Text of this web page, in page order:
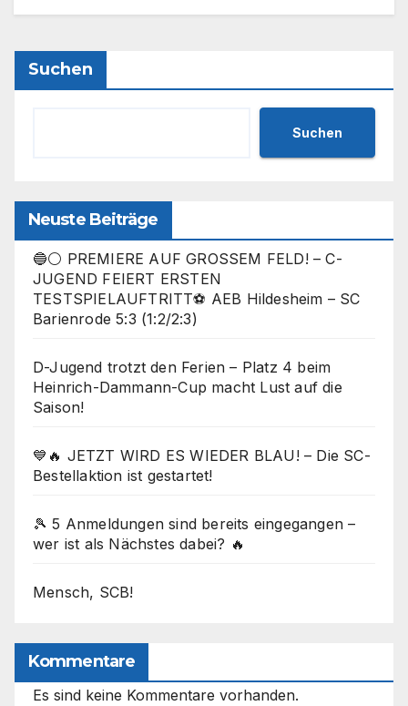
Suchen
Suchen
Neuste Beiträge
🔵⚪ PREMIERE AUF GROSSEM FELD! – C-
JUGEND FEIERT ERSTEN
TESTSPIELAUFTRITT⚽ AEB Hildesheim – SC
Barienrode 5:3 (1:2/2:3)
D-Jugend trotzt den Ferien – Platz 4 beim
Heinrich-Dammann-Cup macht Lust auf die
Saison!
💙🔥 JETZT WIRD ES WIEDER BLAU! – Die SC-
Bestellaktion ist gestartet!
🎾 5 Anmeldungen sind bereits eingegangen –
wer ist als Nächstes dabei? 🔥
Mensch, SCB!
Kommentare
Es sind keine Kommentare vorhanden.